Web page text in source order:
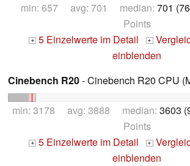
min: 657 avg: 701 median: 701
Points
+ 5 Einzelwerte im Detail +
einblenden
Cinebench R20- Cinebench R20 CPU
min: 3178 avg: 3888 median: 3603
Points
+ 5 Einzelwerte im Detail +
einblenden